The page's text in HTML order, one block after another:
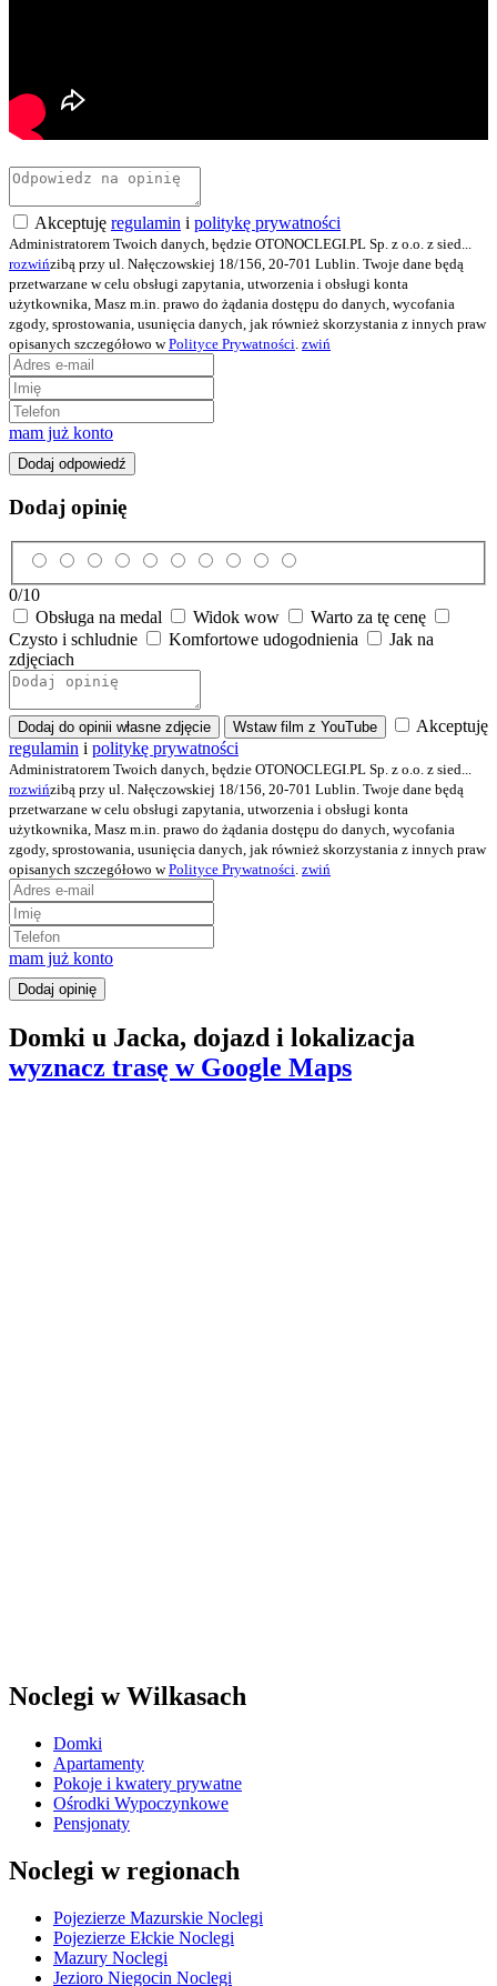
Akceptuję regulamin i politykę prywatności
Administratorem Twoich danych, będzie OTONOCLEGI.PL Sp. z o.o. z sied
rozwińzibą przy ul. Nałęczowskiej 18/156, 20-701 Lublin. Twoje dane będą
przetwarzane w celu obsługi zapytania, utworzenia i obsługi konta
użytkownika, Masz m.in. prawo do żądania dostępu do danych, wycofania
zgody, sprostowania, usunięcia danych, jak również skorzystania z innych praw
opisanych szczegółowo wPolityce Prywatności zwiń
mam już konto
Dodaj odpowiedź
Dodaj opinię
0/10
Obsługa na medal
Widok wow
Warto za tę cenę
Czysto i schludnie
Komfortowe udogodnienia
Jak na
zdjęciach
Dodaj do opinii własne zdjęcie Wstaw film z YouTube
Akceptuję
regulamin i politykę prywatności
Administratorem Twoich danych, będzie OTONOCLEGI.PL Sp. z o.o. z sied
rozwińzibą przy ul. Nałęczowskiej 18/156, 20-701 Lublin. Twoje dane będą
przetwarzane w celu obsługi zapytania, utworzenia i obsługi konta
użytkownika, Masz m.in. prawo do żądania dostępu do danych, wycofania
zgody, sprostowania, usunięcia danych, jak również skorzystania z innych praw
opisanych szczegółowo wPolityce Prywatności zwiń
mam już konto
Dodaj opinię
Domki u Jacka, dojazd i lokalizacja
wyznacz trasę w Google Maps
Noclegi w Wilkasach
Domki
Apartamenty
Pokoje i kwatery prywatne
Ośrodki Wypoczynkowe
Pensjonaty
Noclegi w regionach
Pojezierze Mazurskie Noclegi
Pojezierze Ełckie Noclegi
Mazury Noclegi
Jezioro Niegocin Noclegi